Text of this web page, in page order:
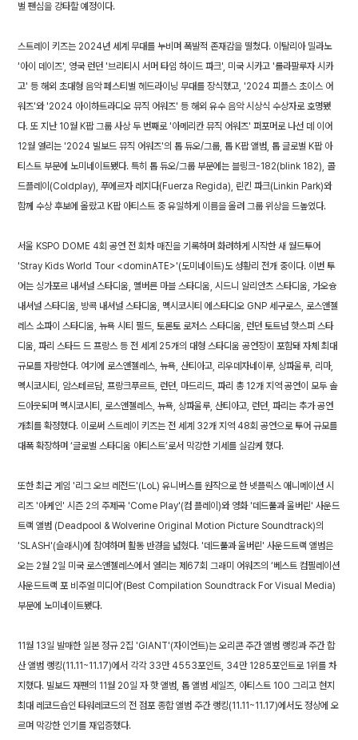
벌 팬심을 강타할 예정이다.
스트레이 키즈는 2024년 세계 무대를 누비며 폭발적 존재감을 떨쳤다. 이탈리아 밀라노
'아이 데이즈', 영국 런던 '브리티시 서머 타임 하이드 파크', 미국 시카고 '롤라팔루자 시카
고' 등 해외 초대형 음악 페스티벌 헤드라이닝 무대를 장식했고, '2024 피플스 초이스 어
워즈'와 '2024 아이하트라디오 뮤직 어워즈' 등 해외 유수 음악 시상식 수상자로 호명됐
다. 또 지난 10월 K팝 그룹 사상 두 번째로 '아메리칸 뮤직 어워즈' 퍼포머로 나선 데 이어
12월 열리는 '2024 빌보드 뮤직 어워즈'의 톱 듀오/그룹, 톱 K팝 앨범, 톱 글로벌 K팝 아
티스트 부문에 노미네이트됐다. 특히 톱 듀오/그룹 부문에는 블링크-182(blink 182), 콜
드플레이(Coldplay), 푸에르자 레지다(Fuerza Regida), 린킨 파크(Linkin Park)와
함께 수상 후보에 올랐고 K팝 아티스트 중 유일하게 이름을 올려 그룹 위상을 드높였다.
서울 KSPO DOME 4회 공연 전 회차 매진을 기록하며 화려하게 시작한 새 월드투어
'Stray Kids World Tour <dominATE>'(도미네이트)도 성황리 전개 중이다. 이번 투
어는 싱가포르 내셔널 스타디움, 멜버른 마블 스타디움, 시드니 알리안츠 스타디움, 가오슝
내셔널 스타디움, 방콕 내셔널 스타디움, 멕시코시티 에스타디오 GNP 세구로스, 로스앤젤
레스 소파이 스타디움, 뉴욕 시티 필드, 토론토 로저스 스타디움, 런던 토트넘 핫스퍼 스타
디움, 파리 스타드 드 프랑스 등 전 세계 25개의 대형 스타디움 공연장이 포함돼 자체 최대
규모를 자랑한다. 여기에 로스앤젤레스, 뉴욕, 산티아고, 리우데자네이루, 상파울루, 리마,
멕시코시티, 암스테르담, 프랑크푸르트, 런던, 마드리드, 파리 총 12개 지역 공연이 모두 솔
드아웃되며 멕시코시티, 로스앤젤레스, 뉴욕, 상파울루, 산티아고, 런던, 파리는 추가 공연
개최를 확정했다. 이로써 스트레이 키즈는 전 세계 32개 지역 48회 공연으로 투어 규모를
대폭 확장하며 ‘글로벌 스타디움 아티스트’로서 막강한 기세를 실감케 했다.
또한 최근 게임 '리그 오브 레전드'(LoL) 유니버스를 원작으로 한 넷플릭스 애니메이션 시
리즈 '아케인' 시즌 2의 주제곡 'Come Play'(컴 플레이)와 영화 '데드풀과 울버린' 사운드
트랙 앨범 (Deadpool & Wolverine Original Motion Picture Soundtrack)의
'SLASH'(슬래시)에 참여하며 활동 반경을 넓혔다. '데드풀과 울버린' 사운드트랙 앨범은
오는 2월 2일 미국 로스앤젤레스에서 열리는 제67회 그래미 어워즈의 ‘베스트 컴필레이션
사운드트랙 포 비주얼 미디어’(Best Compilation Soundtrack For Visual Media)
부문에 노미네이트됐다.
11월 13일 발매한 일본 정규 2집 'GIANT'(자이언트)는 오리콘 주간 앨범 랭킹과 주간 합
산 앨범 랭킹(11.11~11.17)에서 각각 33만 4553포인트, 34만 1285포인트로 1위를 차
지했다. 빌보드 재팬의 11월 20일 자 핫 앨범, 톱 앨범 세일즈, 아티스트 100 그리고 현지
최대 레코드숍인 타워레코드의 전 점포 종합 앨범 주간 랭킹(11.11~11.17)에서도 정상에 오
르며 막강한 인기를 재입증했다.